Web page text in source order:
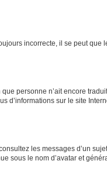
incorrecte, il se peut
personne n’ait encore
d’informations sur le site
les messages d’un
sous le nom d’avatar et